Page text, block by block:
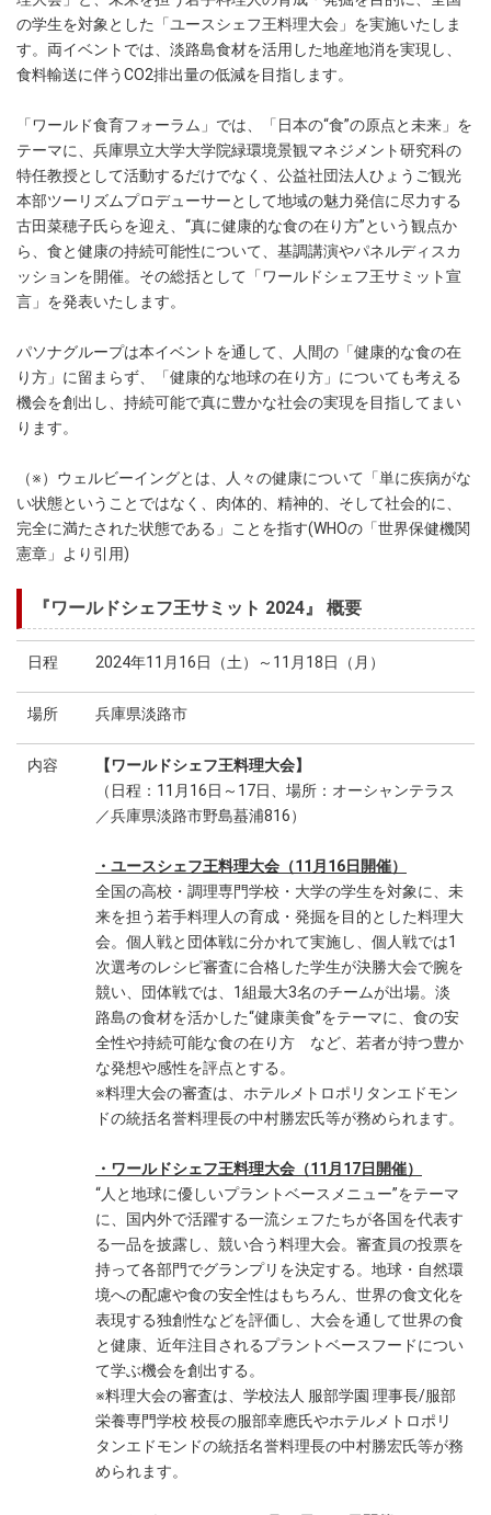
の学生を対象とした「ユースシェフ王料理大会」を実施いたしま
す。両イベントでは、淡路島食材を活用した地産地消を実現し、
食料輸送に伴うCO2排出量の低減を目指します。
「ワールド食育フォーラム」では、「日本の“食”の原点と未来」を
テーマに、兵庫県立大学大学院緑環境景観マネジメント研究科の
特任教授として活動するだけでなく、公益社団法人ひょうご観光
本部ツーリズムプロデューサーとして地域の魅力発信に尽力する
古田菜穂子氏らを迎え、“真に健康的な食の在り方”という観点か
ら、食と健康の持続可能性について、基調講演やパネルディスカ
ッションを開催。その総括として「ワールドシェフ王サミット宣
言」を発表いたします。
パソナグループは本イベントを通して、人間の「健康的な食の在
り方」に留まらず、「健康的な地球の在り方」についても考える
機会を創出し、持続可能で真に豊かな社会の実現を目指してまい
ります。
（※）ウェルビーイングとは、人々の健康について「単に疾病がな
い状態ということではなく、肉体的、精神的、そして社会的に、
完全に満たされた状態である」ことを指す(WHOの「世界保健機関
憲章」より引用)
『ワールドシェフ王サミット 2024』 概要
日程 2024年11月16日（土）～11月18日（月）
場所 兵庫県淡路市
内容
【ワールドシェフ王料理大会】
（日程：11月16日～17日、場所：オーシャンテラス
／兵庫県淡路市野島蟇浦816）
・ユースシェフ王料理大会（11月16日開催）
全国の高校・調理専門学校・大学の学生を対象に、未
来を担う若手料理人の育成・発掘を目的とした料理大
会。個人戦と団体戦に分かれて実施し、個人戦では1
次選考のレシピ審査に合格した学生が決勝大会で腕を
競い、団体戦では、1組最大3名のチームが出場。淡
路島の食材を活かした“健康美食”をテーマに、食の安
全性や持続可能な食の在り方 など、若者が持つ豊か
な発想や感性を評点とする。
※料理大会の審査は、ホテルメトロポリタンエドモン
ドの統括名誉料理長の中村勝宏氏等が務められます。
・ワールドシェフ王料理大会（11月17日開催）
“人と地球に優しいプラントベースメニュー”をテーマ
に、国内外で活躍する一流シェフたちが各国を代表す
る一品を披露し、競い合う料理大会。審査員の投票を
持って各部門でグランプリを決定する。地球・自然環
境への配慮や食の安全性はもちろん、世界の食文化を
表現する独創性などを評価し、大会を通して世界の食
と健康、近年注目されるプラントベースフードについ
て学ぶ機会を創出する。
※料理大会の審査は、学校法人 服部学園 理事長/服部
栄養専門学校 校長の服部幸應氏やホテルメトロポリ
タンエドモンドの統括名誉料理長の中村勝宏氏等が務
められます。